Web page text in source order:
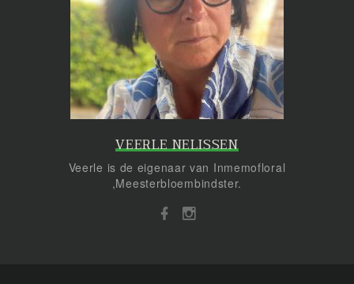
VEERLE NELISSEN
Veerle is de eigenaar van Inmemofloral
,Meesterbloembindster.